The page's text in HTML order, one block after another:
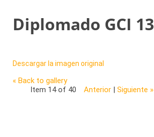
Diplomado GCI 13
Descargar la imagen original
« Back to gallery
Item 14 of 40
Anterior| Siguiente »